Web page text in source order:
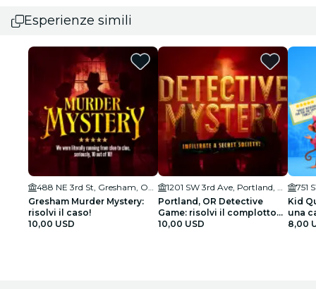
Esperienze simili
488 NE 3rd St, Gresham, OR 97030, USA
Gresham Murder Mystery:
risolvi il caso!
10,00 USD
1201 SW 3rd Ave, Portland, OR 97204
Portland, OR Detective
Game: risolvi il complotto
dei Kingmakers!
10,00 USD
751
Kid
una
8,00